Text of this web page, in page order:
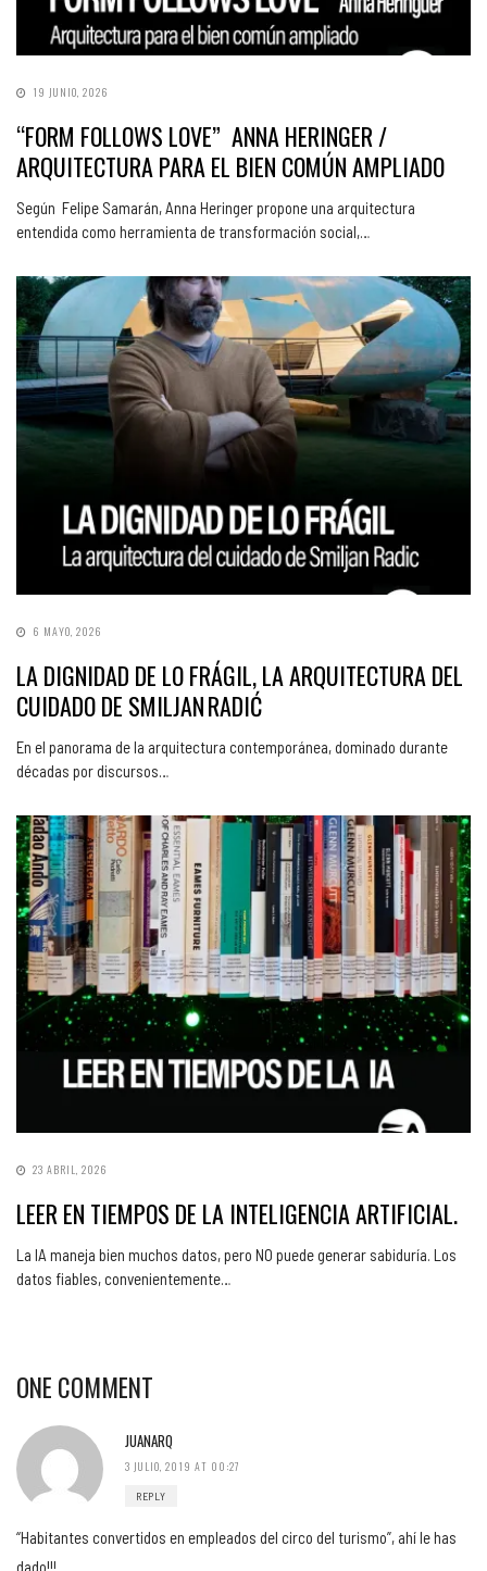
19 JUNIO, 2026
“FORM FOLLOWS LOVE” ANNA HERINGER /
ARQUITECTURA PARA EL BIEN COMÚN AMPLIADO
Según Felipe Samarán, Anna Heringer propone una arquitectura
entendida como herramienta de transformación social,…
6 MAYO, 2026
LA DIGNIDAD DE LO FRÁGIL, LA ARQUITECTURA DEL
CUIDADO DE SMILJAN RADIĆ
En el panorama de la arquitectura contemporánea, dominado durante
décadas por discursos…
23 ABRIL, 2026
LEER EN TIEMPOS DE LA INTELIGENCIA ARTIFICIAL.
La IA maneja bien muchos datos, pero NO puede generar sabiduría. Los
datos fiables, convenientemente…
ONE COMMENT
JUANARQ
3 JULIO, 2019 AT 00:27
REPLY
“Habitantes convertidos en empleados del circo del turismo”, ahí le has